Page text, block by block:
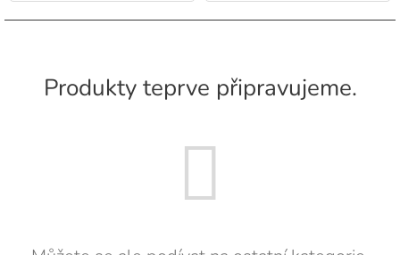
Produkty teprve připravujeme.